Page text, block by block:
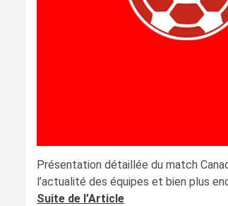
Présentation détaillée du match
l’actualité des équipes et bien plus
Suite de l’Article